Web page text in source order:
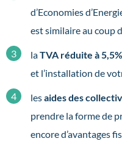
d’Economies
est similaire au coup
laTVA réduite à 5,5%
et l’installation de
lesaides des
prendre la forme de
encore d’avantages